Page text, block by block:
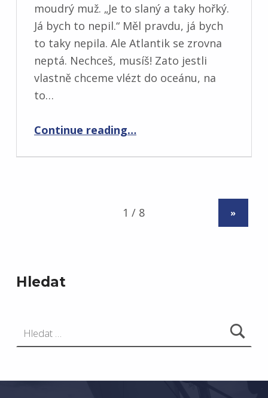
moudrý muž. „Je to slaný a taky hořký.
Já bych to nepil.“ Měl pravdu, já bych
to taky nepila. Ale Atlantik se zrovna
neptá. Nechceš, musíš! Zato jestli
vlastně chceme vlézt do oceánu, na
to…
Continue reading…
»
Hledat